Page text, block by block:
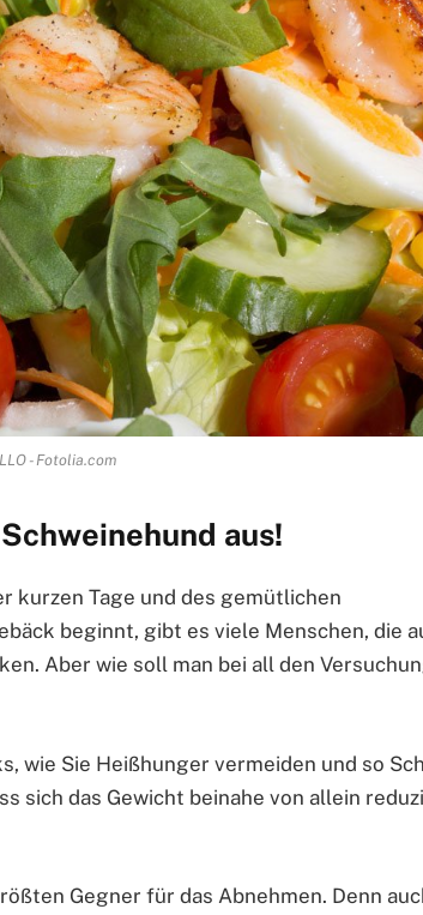
- Fotolia.com
aus!
kurzen Tage und des gemütlichen
beginnt, gibt es viele Menschen, die
Aber wie soll man bei all den
wie Sie Heißhunger vermeiden und so
sich das Gewicht beinahe von allein
Gegner für das Abnehmen. Denn